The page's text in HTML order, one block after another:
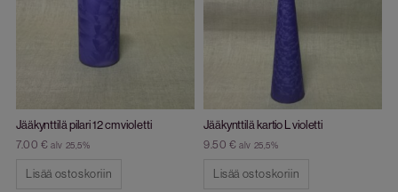
Jääkynttilä pilari 12 cm violetti
7.00 € alv 25,5%
Lisää ostoskoriin
Jääkynttilä kartio L violetti
9.50 € alv 25,5%
Lisää ostoskoriin